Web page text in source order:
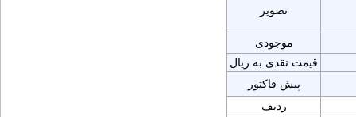
تصویر
موجودی
قیمت نقدی به ریال
پیش فاکتور
ردیف